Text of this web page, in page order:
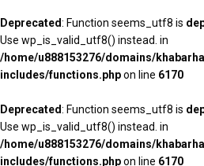
Deprecated: Function seems_utf8 is
Use wp_is_valid_utf8() instead. in
/home/u888153276/domains/
includes/functions.phpon line 6170
Deprecated: Function seems_utf8 is
Use wp_is_valid_utf8() instead. in
/home/u888153276/domains/
includes/functions.phpon line 6170